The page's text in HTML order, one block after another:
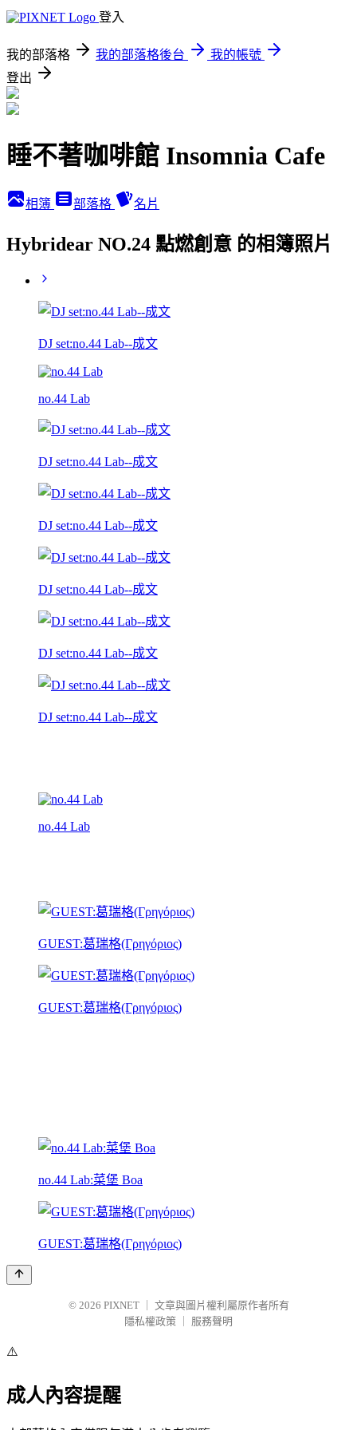
登入
我的部落格 我的部落格後台
我的帳號
登出
睡不著咖啡館 Insomnia Cafe
相簿 部落格 名片
Hybridear NO.24 點燃創意 的相簿照片
DJ set:no.44 Lab--成文
no.44 Lab
DJ set:no.44 Lab--成文
DJ set:no.44 Lab--成文
DJ set:no.44 Lab--成文
DJ set:no.44 Lab--成文
DJ set:no.44 Lab--成文
no.44 Lab
GUEST:葛瑞格(Γρηγόριος)
GUEST:葛瑞格(Γρηγόριος)
no.44 Lab:菜堡 Boa
GUEST:葛瑞格(Γρηγόριος)
© 2026 PIXNET
文章與圖片權利屬原作者所有
隱私權政策
服務聲明
⚠️
成人內容提醒